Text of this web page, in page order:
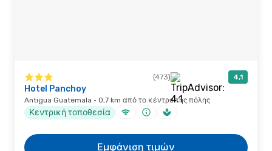
(473) 4,1
Hotel Panchoy
Antigua Guatemala · 0,7 km από το κέντρο της πόλης
Κεντρική τοποθεσία
Εμφάνιση τιμών